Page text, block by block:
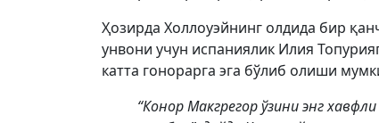
Ҳозирда Холлоуэйнинг олдида бир
унвони учун испаниялик Илия
катта гонорарга эга бўлиб олиши
“Конор Макгрегор ўзини энг